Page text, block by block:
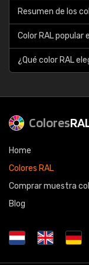
Resumen de los
Color RAL popular
¿Qué color RAL
Colores
Home
Colores RAL
Comprar muestra
Blog